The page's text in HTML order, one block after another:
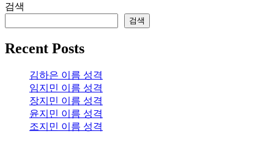
검색
검색
Recent Posts
김하은 이름 성격
임지민 이름 성격
장지민 이름 성격
윤지민 이름 성격
조지민 이름 성격